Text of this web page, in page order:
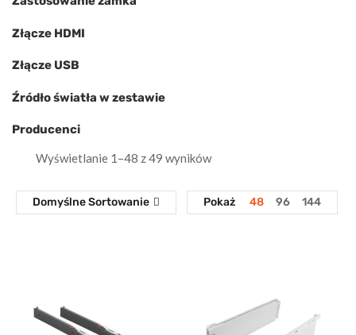
Złącze HDMI
Złącze USB
Źródło światła w zestawie
Producenci
Wyświetlanie 1–48 z 49 wyników
Domyślne Sortowanie Pokaż 48 96 144